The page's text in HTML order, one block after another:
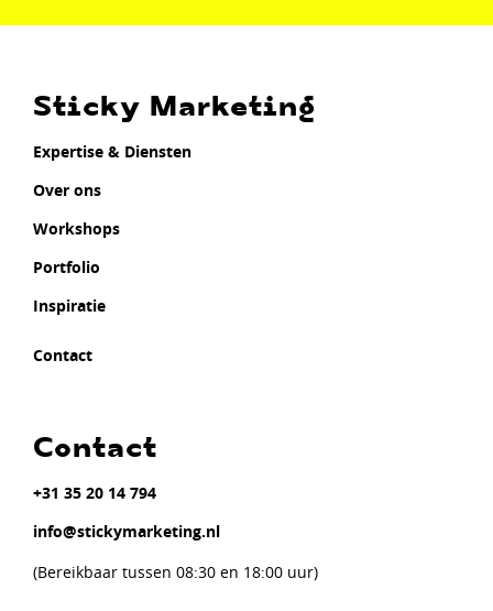
Sticky Marketing
Expertise & Diensten
Over ons
Workshops
Portfolio
Inspiratie
Contact
Contact
+31 35 20 14 794
info@stickymarketing.nl
(Bereikbaar tussen 08:30 en 18:00 uur)